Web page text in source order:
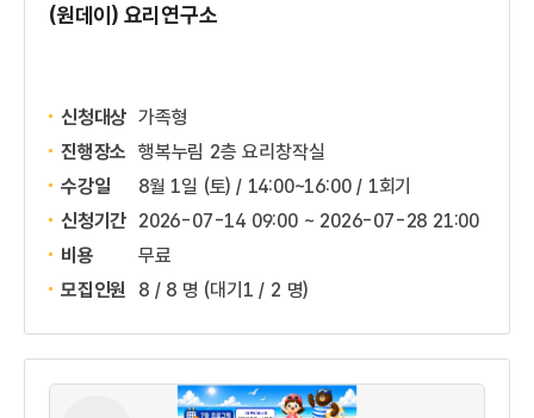
(원데이) 요리연구소
신청대상 가족형
진행장소 행복누림 2층 요리창작실
수강일
8월 1일 (토) / 14:00~16:00 / 1회기
신청기간 2026-07-14 09:00 ~ 2026-07-28 21:00
비용
무료
모집인원
8 / 8 명 (대기1 / 2 명)